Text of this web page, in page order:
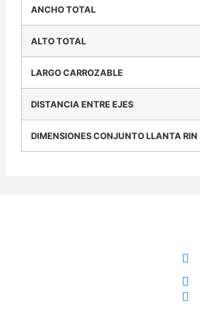
ANCHO TOTAL
ALTO TOTAL
LARGO CARROZABLE
DISTANCIA ENTRE EJES
DIMENSIONES CONJUNTO LLANTA RIN